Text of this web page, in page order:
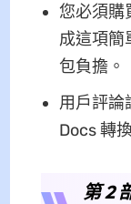
您必須購
成這項簡
包負擔。
用戶評論
Docs 轉
第 2